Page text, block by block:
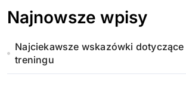
Najnowsze wpisy
Najciekawsze wskazówki
treningu